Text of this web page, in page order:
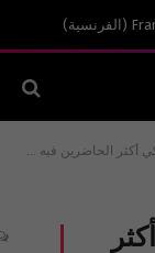
( الفرنسية)
الحاضرين فيه رغم غيابه